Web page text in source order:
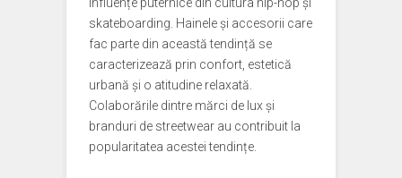
skateboarding. Hainele și accesorii care
fac parte din această tendință se
caracterizează prin confort, estetică
urbană și o atitudine relaxată.
Colaborările dintre mărci de lux și
branduri de streetwear au contribuit la
popularitatea acestei tendințe.